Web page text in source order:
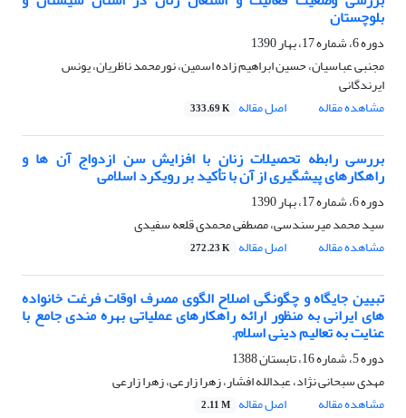
بلوچستان
دوره 6، شماره 17، بهار 1390
مجنبی عباسیان، حسین ابراهیم زاده اسمین، نورمحمد ناظریان، یونس
ایرندگانی
مشاهده مقاله
اصل مقاله 333.69 K
بررسی رابطه تحصیلات زنان با افزایش سن ازدواج آن ها و
راهکارهای پیشگیری از آن با تأکید بر رویکرد اسلامی
دوره 6، شماره 17، بهار 1390
سید محمد میرسندسی، مصطفی محمدی قلعه سفیدی
مشاهده مقاله
اصل مقاله 272.23 K
تبیین جایگاه و چگونگی اصلاح الگوی مصرف اوقات فرغت خانواده
های ایرانی به منظور ارائه راهکارهای عملیاتی بهره مندی جامع با
عنایت به تعالیم دینی اسلام.
دوره 5، شماره 16، تابستان 1388
مهدی سبحانی نژاد، عبدالله افشار، زهرا زارعی، زهرا زارعی
مشاهده مقاله
اصل مقاله 2.11 M